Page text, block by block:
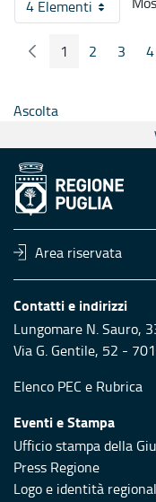
4 ElementiPer pagina
Pagina Precedente
Pagina
1 Pagina
2 Pagina
3 4
Ascolta
Area riservata
Contatti e indirizzi
Lungomare N. Sauro,
Via G. Gentile, 52 -
Elenco PEC e Rubrica
Eventi e Stampa
Ufficio stampa della
Press Regione
Logo e identità